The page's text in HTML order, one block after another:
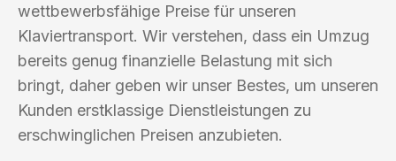
wettbewerbsfähige Preise für unseren
Klaviertransport. Wir verstehen, dass ein Umzug
bereits genug finanzielle Belastung mit sich
bringt, daher geben wir unser Bestes, um unseren
Kunden erstklassige Dienstleistungen zu
erschwinglichen Preisen anzubieten.